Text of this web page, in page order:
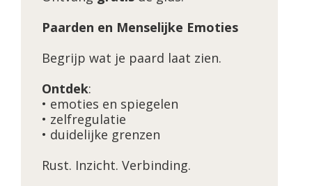
Paarden en Menselijke Emoties
Begrijp wat je paard laat zien.
Ontdek:
• emoties en spiegelen
• zelfregulatie
• duidelijke grenzen
Rust. Inzicht. Verbinding.